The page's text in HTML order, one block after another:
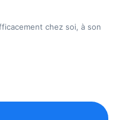
chez soi, à son